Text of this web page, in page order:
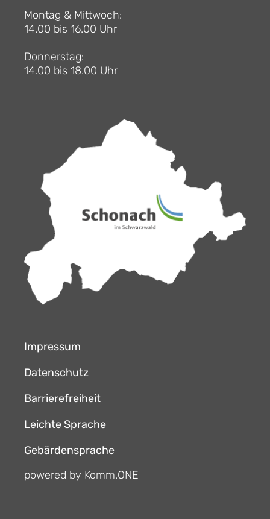
Montag & Mittwoch:
14.00 bis 16.00 Uhr
Donnerstag:
14.00 bis 18.00 Uhr
Impressum
Datenschutz
Barrierefreiheit
Leichte Sprache
Gebärdensprache
powered by Komm.ONE